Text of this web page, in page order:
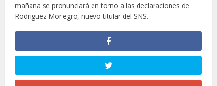
mañana se pronunciará en torno a las declaraciones de
Rodríguez Monegro, nuevo titular del SNS.